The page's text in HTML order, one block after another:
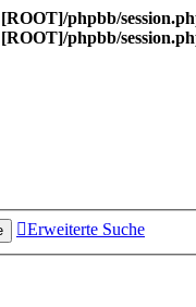
[ROOT]/phpbb/
[ROOT]/phpbb/
Erweiterte Suche